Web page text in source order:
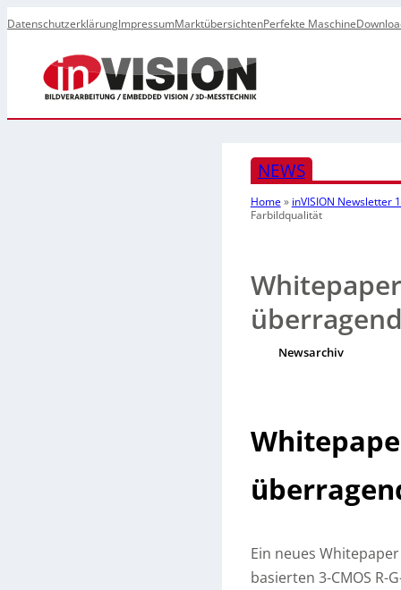
DatenschutzerklärungImpressumMarktübersichtenPerfekte Maschine
NEWS
Home» inVISION Newsletter
Farbildqualität
Newsarchiv
Ein neues
basierten 3-CMOS R-